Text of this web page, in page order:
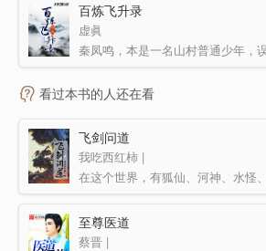
百炼飞升录
虚眞
看过本书的人还在看
飞剑问道
我吃西红柿 |
至尊医道
蔡晋 |